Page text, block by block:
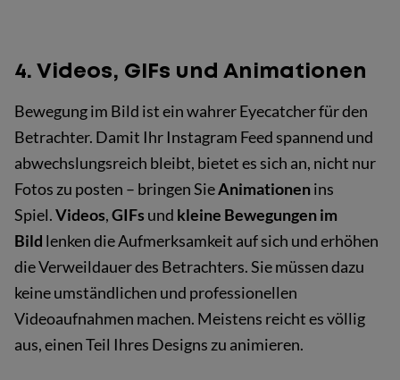
4. Videos, GIFs und Animationen
Bewegung im Bild ist ein wahrer Eyecatcher für den
Betrachter. Damit Ihr Instagram Feed spannend und
abwechslungsreich bleibt, bietet es sich an, nicht nur
Fotos zu posten – bringen SieAnimationenins
Spiel.Videos,GIFs und kleine Bewegungen im
Bild lenken die Aufmerksamkeit auf sich und erhöhen
die Verweildauer des Betrachters. Sie müssen dazu
keine umständlichen und professionellen
Videoaufnahmen machen. Meistens reicht es völlig
aus, einen Teil Ihres Designs zu animieren.